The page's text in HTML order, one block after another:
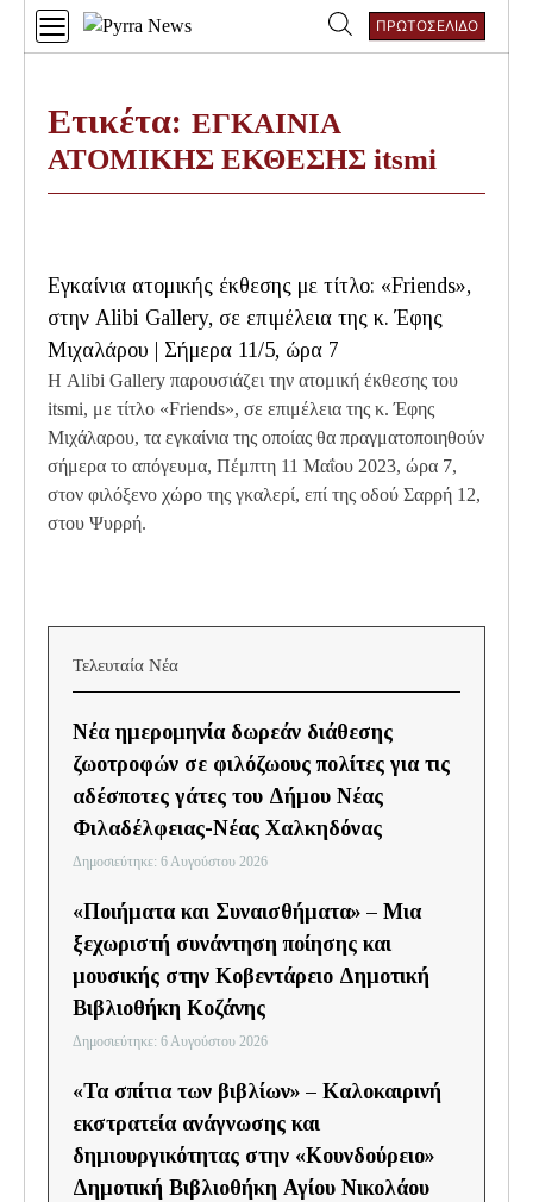
Αναζήτηση
ΠΡΩΤΟΣΕΛΙΔΟ
Ετικέτα: ΕΓΚΑΙΝΙΑ
ΑΤΟΜΙΚΗΣ ΕΚΘΕΣΗΣ itsmi
Εγκαίνια ατομικής έκθεσης με τίτλο: «Friends»,
στην Alibi Gallery, σε επιμέλεια της κ. Έφης
Μιχαλάρου | Σήμερα 11/5, ώρα 7
Η Alibi Gallery παρουσιάζει την ατομική έκθεσης του
itsmi, με τίτλο «Friends», σε επιμέλεια της κ. Έφης
Μιχάλαρου, τα εγκαίνια της οποίας θα πραγματοποιηθούν
σήμερα το απόγευμα, Πέμπτη 11 Μαΐου 2023, ώρα 7,
στον φιλόξενο χώρο της γκαλερί, επί της οδού Σαρρή 12,
στου Ψυρρή.
Τελευταία Νέα
Νέα ημερομηνία δωρεάν διάθεσης
ζωοτροφών σε φιλόζωους πολίτες για τις
αδέσποτες γάτες του Δήμου Νέας
Φιλαδέλφειας-Νέας Χαλκηδόνας
Δημοσιεύτηκε: 6 Αυγούστου 2026
«Ποιήματα και Συναισθήματα» – Μια
ξεχωριστή συνάντηση ποίησης και
μουσικής στην Κοβεντάρειο Δημοτική
Βιβλιοθήκη Κοζάνης
Δημοσιεύτηκε: 6 Αυγούστου 2026
«Τα σπίτια των βιβλίων» – Καλοκαιρινή
εκστρατεία ανάγνωσης και
δημιουργικότητας στην «Κουνδούρειο»
Δημοτική Βιβλιοθήκη Αγίου Νικολάου